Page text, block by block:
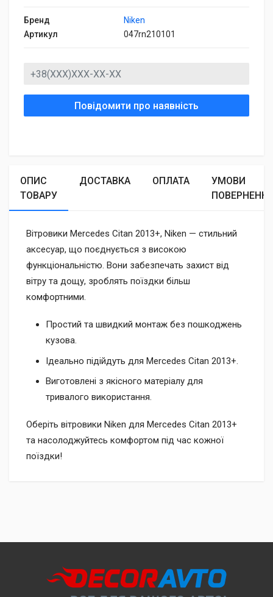
Бренд
Niken
Артикул
047rn210101
Повідомити про наявність
ОПИС
ТОВАРУ
ДОСТАВКА ОПЛАТА
УМОВИ
Вітровики Mercedes Citan 2013+, Niken — стильний
аксесуар, що поєднується з високою
функціональністю. Вони забезпечать захист від
вітру та дощу, зроблять поїздки більш
комфортними.
Простий та швидкий монтаж без пошкоджень
кузова.
Ідеально підійдуть для Mercedes Citan 2013+.
Виготовлені з якісного матеріалу для
тривалого використання.
Оберіть вітровики Niken для Mercedes Citan 2013+
та насолоджуйтесь комфортом під час кожної
поїздки!
рахунок отримувача.
автоматично повертаються після 7 днів зберігання у відділенні.
компанії (ФОП) за номером IBAN.
документів (рахунок-фактура та видаткова накладна).